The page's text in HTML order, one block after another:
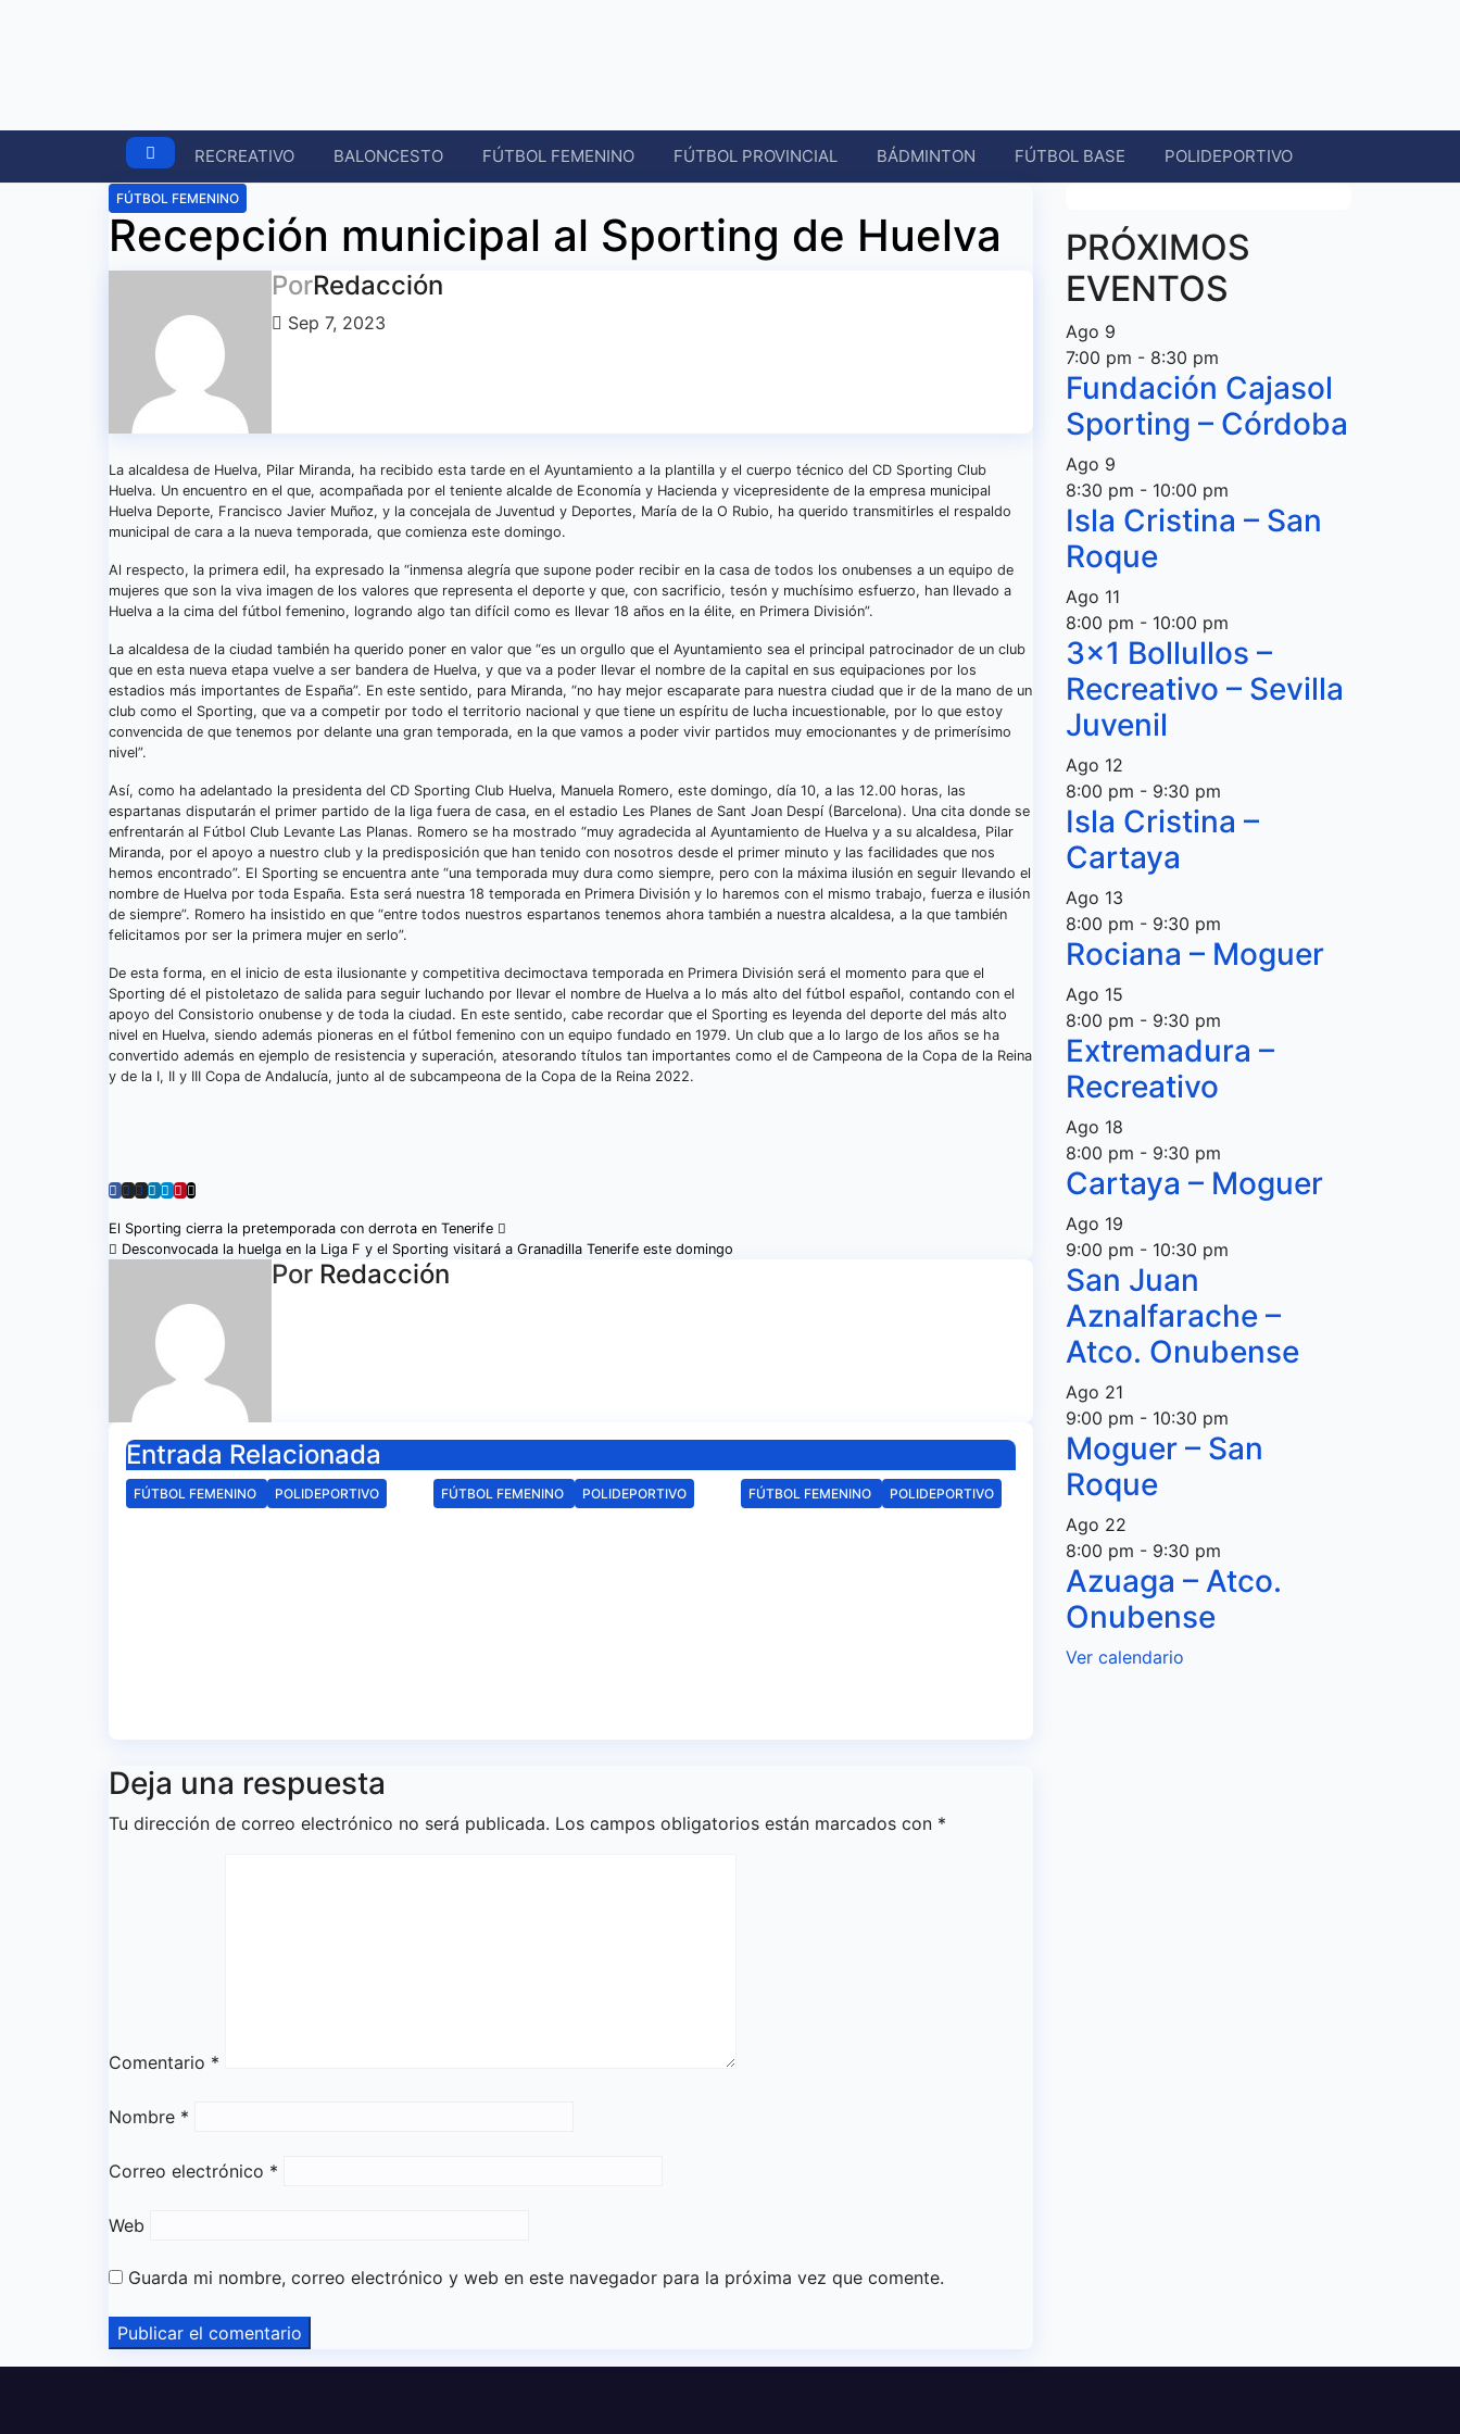
RECREATIVO BALONCESTO FÚTBOL FEMENINO FÚTBOL PROVINCIAL BÁDMINTON FÚTBOL BASE POLIDEPORTIVO
FÚTBOL FEMENINO
Recepción municipal al Sporting de Huelva
PorRedacción
Sep 7, 2023
La alcaldesa de Huelva, Pilar Miranda, ha recibido esta tarde en el Ayuntamiento a la plantilla y el cuerpo técnico del CD Sporting Club
Huelva. Un encuentro en el que, acompañada por el teniente alcalde de Economía y Hacienda y vicepresidente de la empresa municipal
Huelva Deporte, Francisco Javier Muñoz, y la concejala de Juventud y Deportes, María de la O Rubio, ha querido transmitirles el respaldo
municipal de cara a la nueva temporada, que comienza este domingo.
Al respecto, la primera edil, ha expresado la “inmensa alegría que supone poder recibir en la casa de todos los onubenses a un equipo de
mujeres que son la viva imagen de los valores que representa el deporte y que, con sacrificio, tesón y muchísimo esfuerzo, han llevado a
Huelva a la cima del fútbol femenino, logrando algo tan difícil como es llevar 18 años en la élite, en Primera División”.
La alcaldesa de la ciudad también ha querido poner en valor que “es un orgullo que el Ayuntamiento sea el principal patrocinador de un club
que en esta nueva etapa vuelve a ser bandera de Huelva, y que va a poder llevar el nombre de la capital en sus equipaciones por los
estadios más importantes de España”. En este sentido, para Miranda, “no hay mejor escaparate para nuestra ciudad que ir de la mano de un
club como el Sporting, que va a competir por todo el territorio nacional y que tiene un espíritu de lucha incuestionable, por lo que estoy
convencida de que tenemos por delante una gran temporada, en la que vamos a poder vivir partidos muy emocionantes y de primerísimo
nivel”.
Así, como ha adelantado la presidenta del CD Sporting Club Huelva, Manuela Romero, este domingo, día 10, a las 12.00 horas, las
espartanas disputarán el primer partido de la liga fuera de casa, en el estadio Les Planes de Sant Joan Despí (Barcelona). Una cita donde se
enfrentarán al Fútbol Club Levante Las Planas. Romero se ha mostrado “muy agradecida al Ayuntamiento de Huelva y a su alcaldesa, Pilar
Miranda, por el apoyo a nuestro club y la predisposición que han tenido con nosotros desde el primer minuto y las facilidades que nos
hemos encontrado”. El Sporting se encuentra ante “una temporada muy dura como siempre, pero con la máxima ilusión en seguir llevando el
nombre de Huelva por toda España. Esta será nuestra 18 temporada en Primera División y lo haremos con el mismo trabajo, fuerza e ilusión
de siempre”. Romero ha insistido en que “entre todos nuestros espartanos tenemos ahora también a nuestra alcaldesa, a la que también
felicitamos por ser la primera mujer en serlo”.
De esta forma, en el inicio de esta ilusionante y competitiva decimoctava temporada en Primera División será el momento para que el
Sporting dé el pistoletazo de salida para seguir luchando por llevar el nombre de Huelva a lo más alto del fútbol español, contando con el
apoyo del Consistorio onubense y de toda la ciudad. En este sentido, cabe recordar que el Sporting es leyenda del deporte del más alto
nivel en Huelva, siendo además pioneras en el fútbol femenino con un equipo fundado en 1979. Un club que a lo largo de los años se ha
convertido además en ejemplo de resistencia y superación, atesorando títulos tan importantes como el de Campeona de la Copa de la Reina
y de la I, II y III Copa de Andalucía, junto al de subcampeona de la Copa de la Reina 2022.
Navegación
entradas
El Sporting cierra la pretemporada con derrota en Tenerife
Desconvocada la huelga en la Liga F y el Sporting visitará a Granadilla Tenerife este domingo
Por Redacción
Entrada Relacionada
FÚTBOL FEMENINO POLIDEPORTIVO FÚTBOL FEMENINO POLIDEPORTIVO FÚTBOL FEMENINO POLIDEPORTIVO
Deja una respuesta
Tu dirección de correo electrónico no será publicada. Los campos obligatorios están marcados con *
Comentario *
Nombre *
Correo electrónico *
Web
Guarda mi nombre, correo electrónico y web en este navegador para la próxima vez que comente.
PRÓXIMOS
EVENTOS
Ago 9
7:00 pm - 8:30 pm
Fundación Cajasol
Sporting – Córdoba
Ago 9
8:30 pm - 10:00 pm
Isla Cristina – San
Roque
Ago 11
8:00 pm - 10:00 pm
3×1 Bollullos –
Recreativo – Sevilla
Juvenil
Ago 12
8:00 pm - 9:30 pm
Isla Cristina –
Cartaya
Ago 13
8:00 pm - 9:30 pm
Rociana – Moguer
Ago 15
8:00 pm - 9:30 pm
Extremadura –
Recreativo
Ago 18
8:00 pm - 9:30 pm
Cartaya – Moguer
Ago 19
9:00 pm - 10:30 pm
San Juan
Aznalfarache –
Atco. Onubense
Ago 21
9:00 pm - 10:30 pm
Moguer – San
Roque
Ago 22
8:00 pm - 9:30 pm
Azuaga – Atco.
Onubense
Ver calendario